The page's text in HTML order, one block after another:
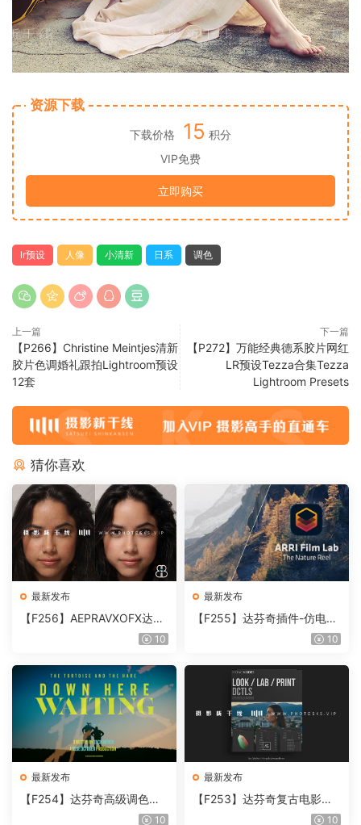
资源下载
下载价格 15 积分
VIP免费
立即购买
lr预设 人像 小清新 日系 调色
上一篇
【P266】Christine Meintjes清新
胶片色调婚礼跟拍Lightroom预设
12套
下一篇
【P272】万能经典德系胶片网红
LR预设Tezza合集Tezza
Lightroom Presets
猜你喜欢
最新发布
【F256】AEPRAVXOFX达芬
奇视频人像磨皮润肤美颜插件
10
最新发布
【F255】达芬奇插件-仿电影
胶片视频调色插件 ARRI Film
10
最新发布
【F254】达芬奇高级调色插
件 Contour V2.2.2 WinMac10
最新发布
【F253】达芬奇复古电影胶
片质感DCTL节点调色预设 M
10